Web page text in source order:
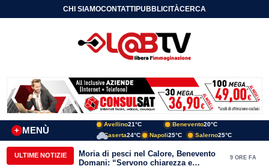
CHI SIAMOCONTATTIPUBBLICITÀCERCA
MENÙ
+
Avellino21°C Benevento20°C
Caserta24°C Napoli25°C Salerno25°C
ULTIME NOTIZIE
Moria di pesci nel Calore, Benevento
Domani: “Servono chiarezza e
9 ORE FA